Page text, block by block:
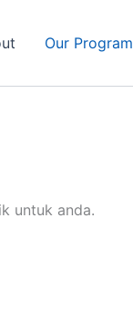
Our Program
untuk anda.